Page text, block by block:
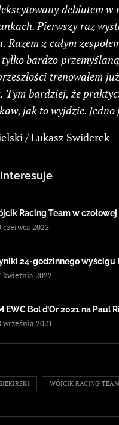
debiutem
Pierwszy raz
Razem z całym
bardzo
trenowałem
bardziej, że
jak to wyjdzie.
/ Lukasz Swiderek
Racing Team w
czerwca 2023
24-godzinnego wyścigu
kwietnia 2022
EWC Bol d’Or 2021 na Paul
września 2021
WÓJCIK RACING TEAM